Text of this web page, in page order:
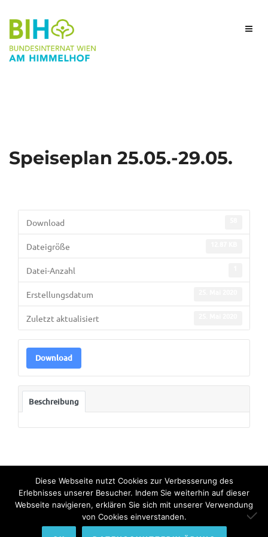
Speiseplan 25.05.-29.05.
Download
Dateigröße
Datei-Anzahl
Erstellungsdatum
Zuletzt aktualisiert
Download
Beschreibung
© Copyright 2022. All Rights Reserved by Bundesinternat am
Himmelhof.
Diese Webseite nutzt Cookies zur Verbesserung des
Erlebnisses unserer Besucher. Indem Sie weiterhin auf dieser
Webseite navigieren, erklären Sie sich mit unserer Verwendung
von Cookies einverstanden.